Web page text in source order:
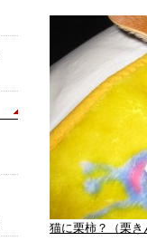
猫に栗柿？（栗